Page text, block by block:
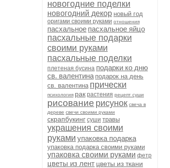
новогодние поделки
новогодний декор новый год
оригами своими руками отношения
пасхальное пасхальное яйцо
пасхальные подарки
своими руками
пасхальные поделки
плетеная бусина подарки ко дню
св. валентина подарок на день
св. валентина прически
психология рак растения рецепт суши
рисование рисунок свеча в
дереве свечи своими руками
скрапбукинг суши травы
украшения своими
руками упаковка подарка
упаковка подарка своими руками
упаковка своими руками фетр
цветы из лент цветы из ткани